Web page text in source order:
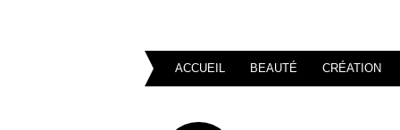
ACCUEIL BEAUTÉ CRÉATION